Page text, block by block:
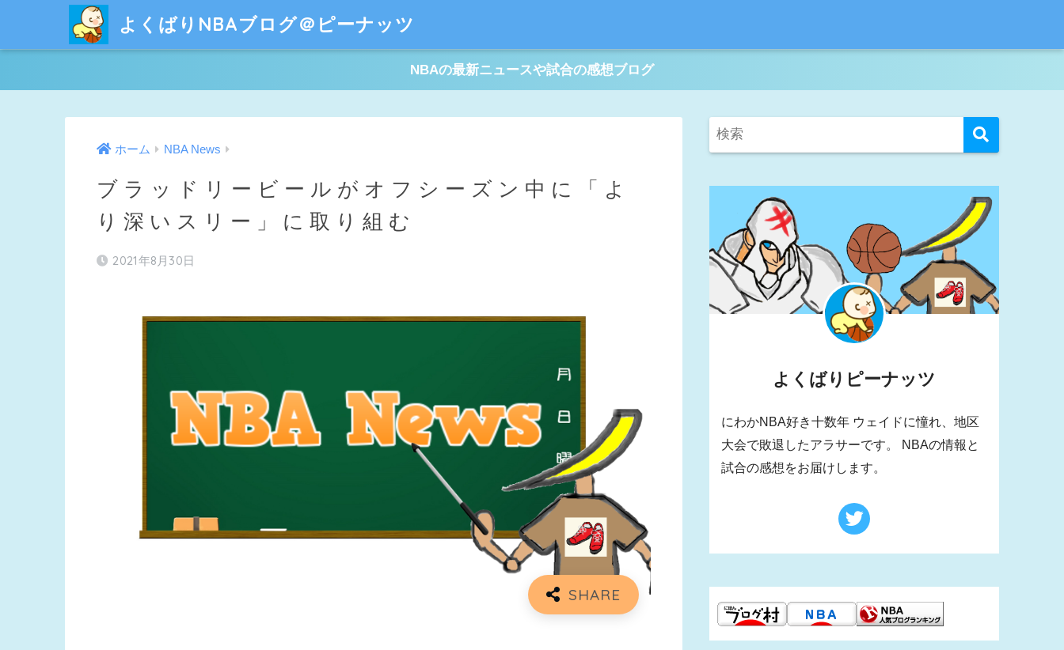
よくばりNBAブログ＠ピーナッツ
NBAの最新ニュースや試合の感想ブログ
ホーム NBA News
ブラッドリービールがオフシーズン中に「よ
り深いスリー」に取り組む
2021年8月30日
よくばりピーナッツ
にわかNBA好き十数年 ウェイドに憧れ、地区
大会で敗退したアラサーです。 NBAの情報と
試合の感想をお届けします。